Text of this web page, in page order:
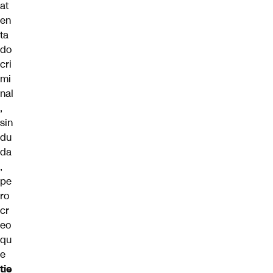
at
en
ta
do
cri
mi
nal
,
sin
du
da
,
pe
ro
cr
eo
qu
e
tie